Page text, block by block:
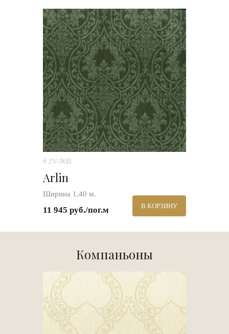
# 2V-96B
Arlin
Ширина 1,40 м.
11 945 руб./пог.м В КОРЗИНУ
Компаньоны